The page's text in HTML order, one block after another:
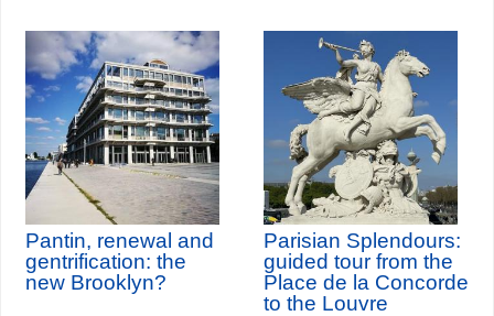
Pantin, renewal and
gentrification: the
new Brooklyn?
Parisian Splendours:
guided tour from the
Place de la Concorde
to the Louvre